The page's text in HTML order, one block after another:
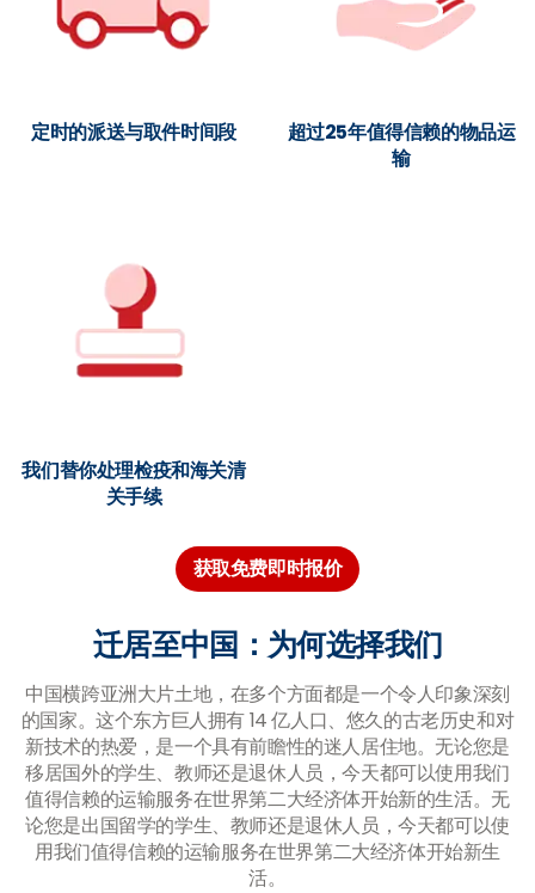
定时的派送与取件时间段
超过25年值得信赖的物品运
输
我们替你处理检疫和海关清
关手续
获取免费即时报价
迁居至中国：为何选择我们
中国横跨亚洲大片土地，在多个方面都是一个令人印象深刻
的国家。这个东方巨人拥有 14 亿人口、悠久的古老历史和对
新技术的热爱，是一个具有前瞻性的迷人居住地。无论您是
移居国外的学生、教师还是退休人员，今天都可以使用我们
值得信赖的运输服务在世界第二大经济体开始新的生活。无
论您是出国留学的学生、教师还是退休人员，今天都可以使
用我们值得信赖的运输服务在世界第二大经济体开始新生
活。